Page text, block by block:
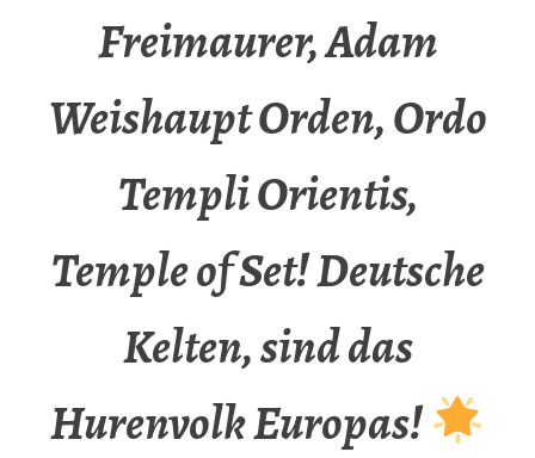
Freimaurer, Adam
Weishaupt Orden, Ordo
Templi Orientis,
Temple of Set! Deutsche
Kelten, sind das
Hurenvolk Europas!